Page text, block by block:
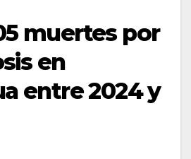
muertes por
en
entre 2024 y